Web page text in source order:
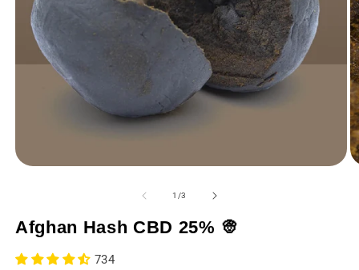
ett
modalt
1 /av
3
Afghan Hash CBD 25% 👳
734